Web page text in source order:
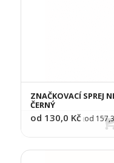
ZNAČKOVACÍ SPREJ
ČERNÝ
od 130,0 Kč (od 157,3